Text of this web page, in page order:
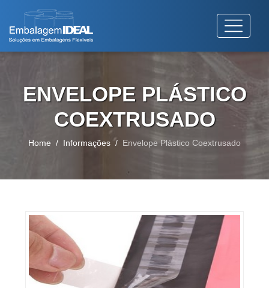
ENVELOPE PLÁSTICO
COEXTRUSADO
Home Informações Envelope Plástico Coextrusado